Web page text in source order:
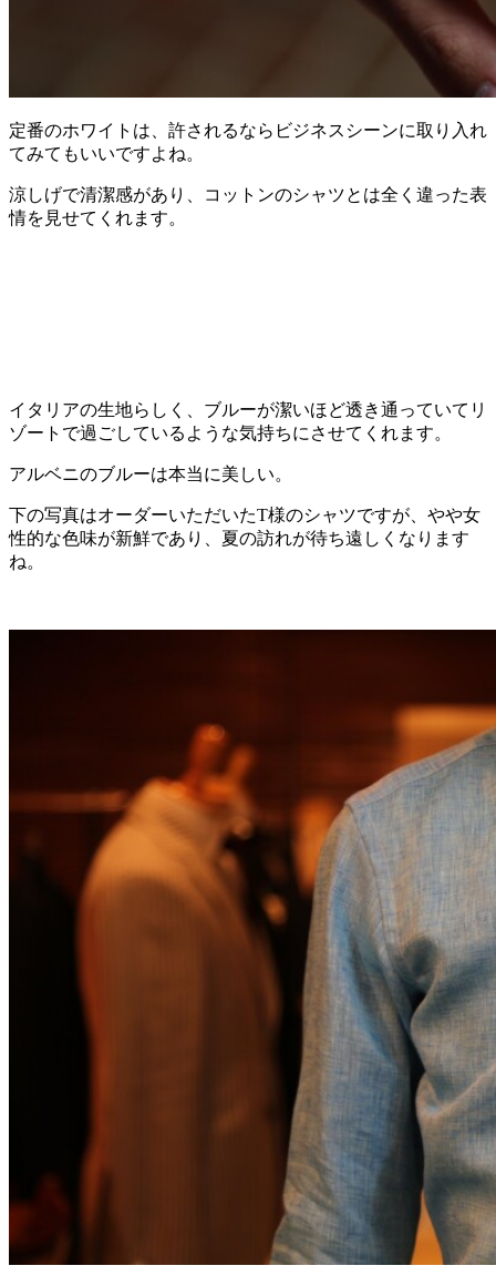
定番のホワイトは、許されるならビジネスシーンに取り入れ
てみてもいいですよね。
涼しげで清潔感があり、コットンのシャツとは全く違った表
情を見せてくれます。
イタリアの生地らしく、ブルーが潔いほど透き通っていてリ
ゾートで過ごしているような気持ちにさせてくれます。
アルベニのブルーは本当に美しい。
下の写真はオーダーいただいたT様のシャツですが、やや女
性的な色味が新鮮であり、夏の訪れが待ち遠しくなります
ね。